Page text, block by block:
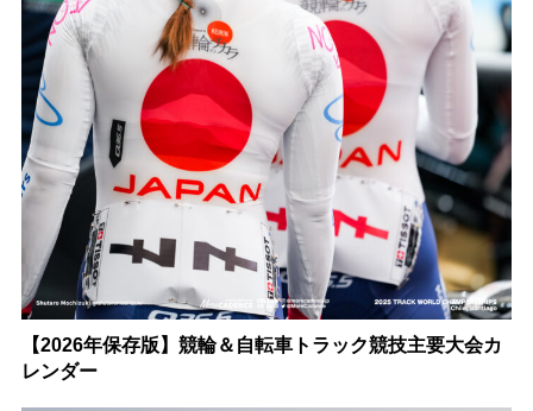
【2026年保存版】競輪＆自転車トラック競技主要大会カ
レンダー